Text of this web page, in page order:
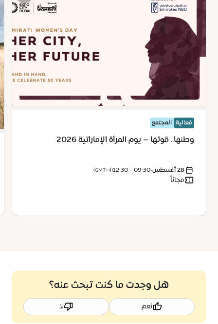
فعالية المجتمع
وطنها.. قوتها – يوم المرأة الإماراتية 2026
28 أغسطس •
09:30 - 12:30
(GMT+4)
مجاناً
هل وجدت ما كنت تبحث عنه؟
نعم لا